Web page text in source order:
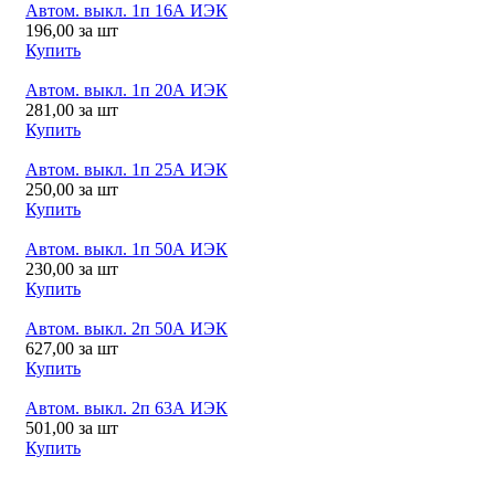
Автом. выкл. 1п 16А ИЭК
196,00 за шт
Купить
Автом. выкл. 1п 20А ИЭК
281,00 за шт
Купить
Автом. выкл. 1п 25А ИЭК
250,00 за шт
Купить
Автом. выкл. 1п 50А ИЭК
230,00 за шт
Купить
Автом. выкл. 2п 50А ИЭК
627,00 за шт
Купить
Автом. выкл. 2п 63А ИЭК
501,00 за шт
Купить